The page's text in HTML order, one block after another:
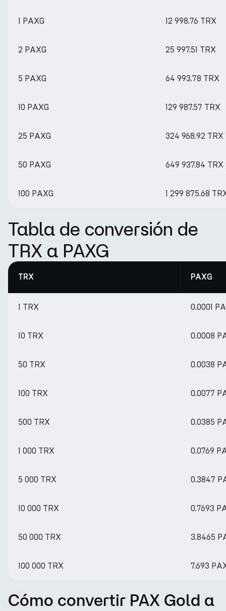
1 PAXG 12 998.76 TRX
2 PAXG 25 997.51 TRX
5 PAXG 64 993.78 TRX
10 PAXG 129 987.57 TRX
25 PAXG 324 968.92 TRX
50 PAXG 649 937.84 TRX
100 PAXG 1 299 875.68
Tabla de conversión de
TRX a PAXG
TRX PAXG
1 TRX 0.0001
10 TRX 0.0008
50 TRX 0.0038
100 TRX 0.0077
500 TRX 0.0385
1 000 TRX 0.0769
5 000 TRX 0.3847
10 000 TRX 0.7693
50 000 TRX 3.8465
100 000 TRX 7.693
Cómo convertir PAX Gold a